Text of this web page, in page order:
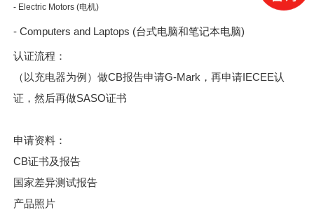
- Electric Motors (电机)
- Computers and Laptops (台式电脑和笔记本电脑)
认证流程：
（以充电器为例）做CB报告申请G-Mark，再申请IECEE认
证，然后再做SASO证书
申请资料：
CB证书及报告
国家差异测试报告
产品照片